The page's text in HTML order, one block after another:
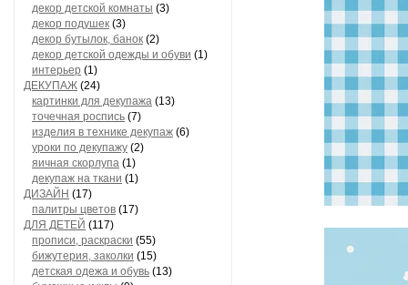
декор детской комнаты (3)
декор подушек (3)
декор бутылок, банок (2)
декор детской одежды и обуви (1)
интерьер (1)
ДЕКУПАЖ (24)
картинки для декупажа (13)
точечная роспись (7)
изделия в технике декупаж (6)
уроки по декупажу (2)
яичная скорлупа (1)
декупаж на ткани (1)
ДИЗАЙН (17)
палитры цветов (17)
ДЛЯ ДЕТЕЙ (117)
прописи, раскраски (55)
бижутерия, заколки (15)
детская одежа и обувь (13)